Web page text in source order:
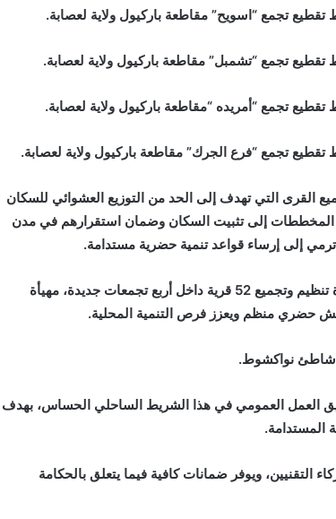
تجمع “اسويح” مقاطعة باركيول ولاية لعصابة.
تجمع “تشمبل” مقاطعة باركيول ولاية لعصابة.
تجمع “أمريده “مقاطعة باركيول ولاية لعصابة.
تجمع “فرع الجرك” مقاطعة باركيول ولاية لعصابة.
القرى التي تهدف إلى الحد من التوزيع العشوائي للسكان
المخططات إلى تثبيت السكان وضمان استقرارهم في مدن
إلى إرساء قواعد تنمية حضرية مستدامة.
وفي هذا الإطار فإن مخططات التقطيع المعروضة ترمي إلى إعادة تنظيم وتجميع 52 قرية داخل أربع تجمعات جديدة، مهيأة
حضري منظم ويعزز فرص التنمية المحلية.
شاطئ نواكشوط.
العمل العمومي في هذا الشريط الساحلي الحساس، بهدف
المستدامة.
التقنيين، ويوفر ضمانات كافية فيما يتعلق بالحكامة